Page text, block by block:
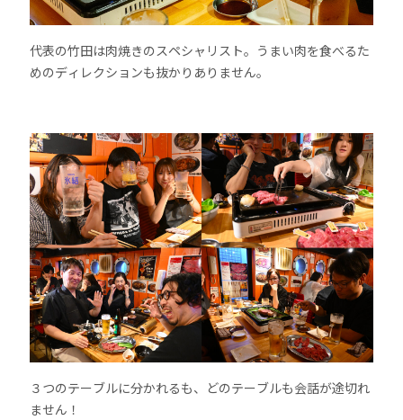
代表の竹田は肉焼きのスペシャリスト。うまい肉を食べるた
めのディレクションも抜かりありません。
３つのテーブルに分かれるも、どのテーブルも会話が途切れ
ません！